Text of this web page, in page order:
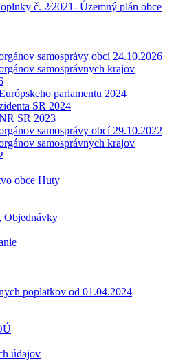
č. 2⁄2021- Územný plán obce
samosprávy obcí 24.10.2026
samosprávnych krajov
parlamentu 2024
SR 2024
SR 2023
samosprávy obcí 29.10.2022
samosprávnych krajov
obce Huty
Objednávky
poplatkov od 01.04.2024
údajov